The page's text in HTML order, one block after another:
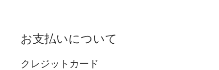
お支払いについて
クレジットカード